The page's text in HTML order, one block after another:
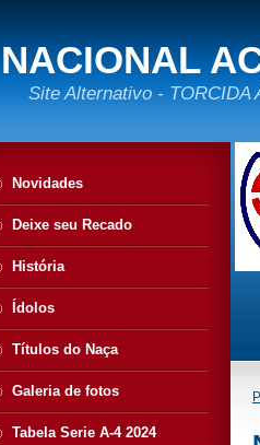
NACIONAL
Site Alternativo - TORCIDA
Novidades
Deixe seu Recado
História
Ídolos
Títulos do Naça
Galeria de fotos
Tabela Serie A-4 2024